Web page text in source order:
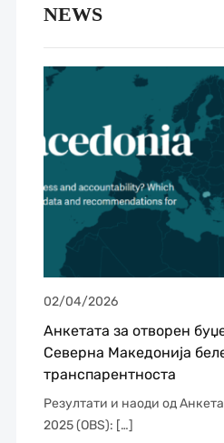
NEWS
02/04/2026
Анкетата за отворен
Северна Македонија
транспарентноста
Резултати и наоди од
2025 (OBS): […]